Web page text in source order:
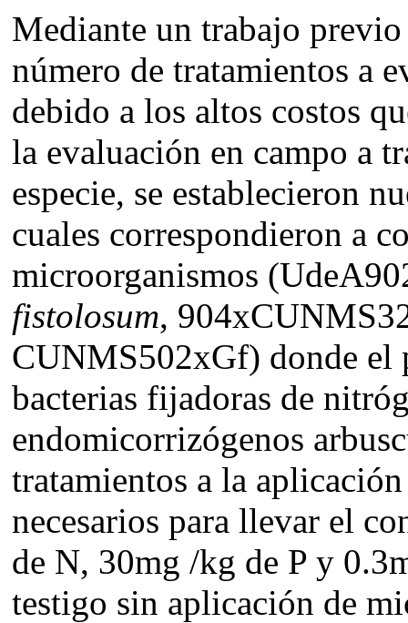
Mediante un trabajo
número de tratamientos a
debido a los altos costos
la evaluación en campo a
especie, se establecieron
cuales correspondieron a
microorganismos
fistolosum,
CUNMS502xGf) donde el
bacterias fijadoras de
endomicorrizógenos
tratamientos a la
necesarios para llevar el
de N, 30mg /kg de P y
testigo sin aplicación de